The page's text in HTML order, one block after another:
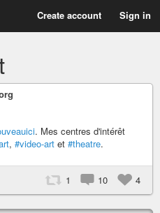
Create account Sign in
. Mes centres d'intérêt
, #video-art et #theatre.
1 10 4